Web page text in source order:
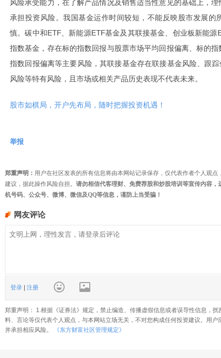
风险承受能力，在了解产品情况及销售适当性意见的基础上，
承担投资风险。我国基金运作时间较短，不能反映股市发展的
慎。碳中和ETF、新能源ETF基金及其联接基金、创业板新能
指数基金，存在标的指数回报与股票市场平均回报偏离、标的
指数回报偏离等主要风险，其联接基金存在联接基金风险、跟
风险等特有风险，且市场或相关产品历史表现不代表未来。
股市如棋局，开户先布局，随时把握投资机遇！
举报
郑重声明： 用户在社区发表的所有信息将由本网站记录保存，仅代表作者个人观
建议，据此操作风险自担。 请勿相信代客理财、免费荐股和炒股培训等宣传内容
机号码、公众号、微博、微信及QQ等信息，谨防上当受骗！
网友评论
登录 注册
郑重声明： 1.根据《证券法》规定，禁止编造、传播虚假信息或者误导性信息，
料、言论等仅代表个人观点，与本网站立场无关，不对您构成任何投资建议。用
并承担相应风险。
《东方财富社区管理规定》